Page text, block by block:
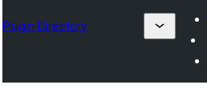
Plugin Directory